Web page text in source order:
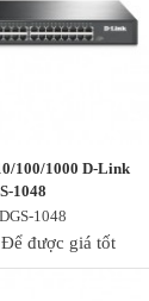
100/1000 D-Link
1048
1048
Để được giá tốt